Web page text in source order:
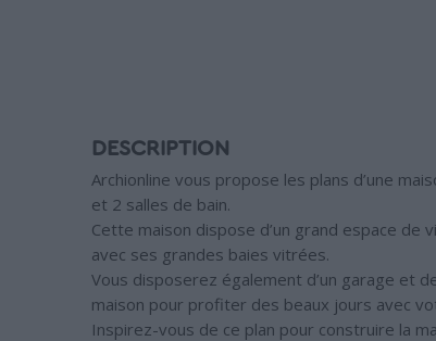
DESCRIPTION
Archionline vous propose les plans d’une
et 2 salles de bain.
Cette maison dispose d’un grand espace de
avec ses grandes baies vitrées.
Vous disposerez également d’un garage et
maison pour profiter des beaux jours avec
Inspirez-vous de ce plan pour construire la